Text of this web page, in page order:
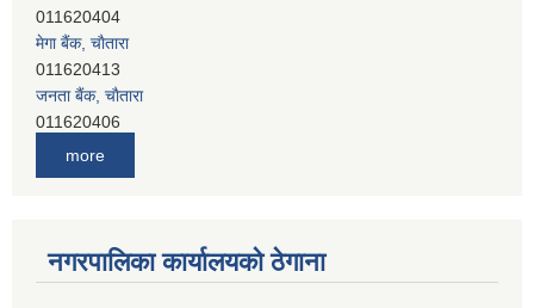
011620404
मेगा बैंक, चाैतारा
011620413
जनता बैंक, चाैतारा
011620406
सिभिल बैंक, मेलम्ची
011401055
more
नगरपालिका कार्यालयको ठेगाना